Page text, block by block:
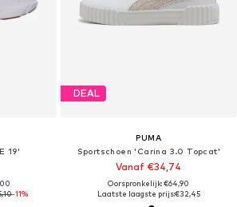
19'
-11%
DEAL
PUMA
Sportschoen 'Carina 3.0 Topcat'
Vanaf €34,74
Oorspronkelijk: €64,90
Laatste laagste prijs:€32,45